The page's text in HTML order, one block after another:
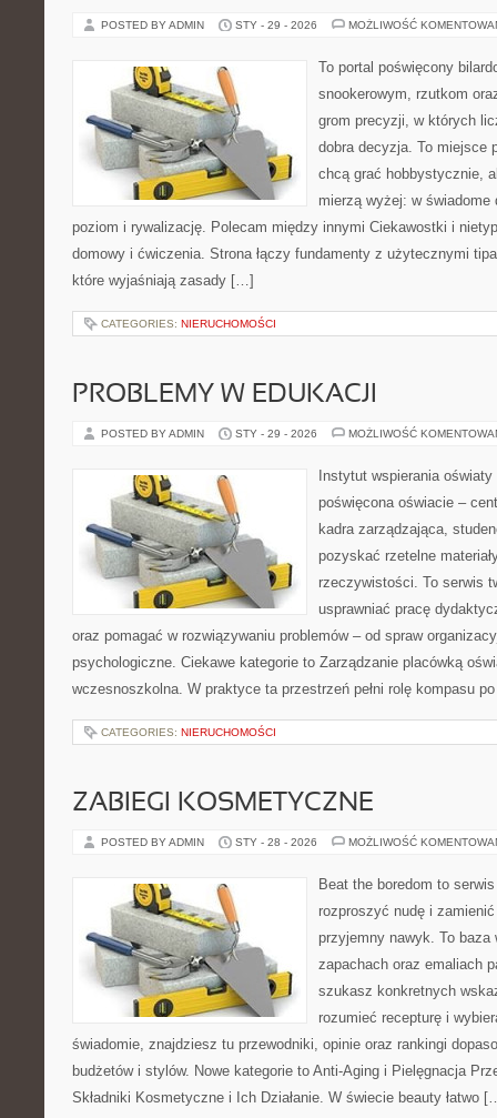
POSTED BY ADMIN STY - 29 - 2026 MOŻLIWOŚĆ
To portal poświęcony
snookerowym, rzutkom
grom precyzji, w których
dobra decyzja. To miejsce
chcą grać hobbystycznie,
mierzą wyżej: w
poziom i rywalizację. Polecam między innymi Ciekawostki i
domowy i ćwiczenia. Strona łączy fundamenty z użytecznymi
które wyjaśniają zasady […]
CATEGORIES: NIERUCHOMOŚCI
PROBLEMY W EDUKACJI
POSTED BY ADMIN STY - 29 - 2026 MOŻLIWOŚĆ
Instytut wspierania
poświęcona oświacie –
kadra zarządzająca,
pozyskać rzetelne
rzeczywistości. To serwis
usprawniać pracę
oraz pomagać w rozwiązywaniu problemów – od spraw
psychologiczne. Ciekawe kategorie to Zarządzanie placówką
wczesnoszkolna. W praktyce ta przestrzeń pełni rolę kompasu
CATEGORIES: NIERUCHOMOŚCI
ZABIEGI KOSMETYCZNE
POSTED BY ADMIN STY - 28 - 2026 MOŻLIWOŚĆ
Beat the boredom to
rozproszyć nudę i
przyjemny nawyk. To
zapachach oraz emaliach
szukasz konkretnych
rozumieć recepturę i
świadomie, znajdziesz tu przewodniki, opinie oraz rankingi
budżetów i stylów. Nowe kategorie to Anti-Aging i Pielęgnacja
Składniki Kosmetyczne i Ich Działanie. W świecie beauty łatwo